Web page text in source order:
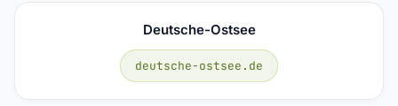
Deutsche-Ostsee
deutsche-ostsee.de